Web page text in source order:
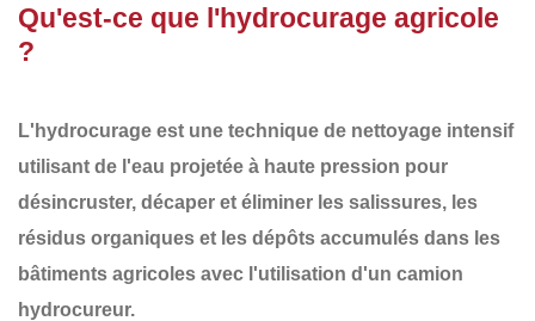
Qu'est-ce que l'hydrocurage agricole
?
L' hydrocurage est une technique de nettoyage intensif
utilisant de l'eau projetée à haute pression pour
désincruster, décaper et éliminer les salissures, les
résidus organiques et les dépôts accumulés dans les
bâtiments agricoles avec l'utilisation d'un camion
hydrocureur.